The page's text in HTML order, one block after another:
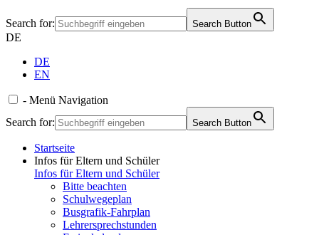
Search for: Search Button
DE
DE
EN
- Menü Navigation
Search for:
Search Button
Startseite
Infos für Eltern und Schüler
Infos für Eltern und Schüler
Bitte beachten
Schulwegeplan
Busgrafik-Fahrplan
Lehrersprechstunden